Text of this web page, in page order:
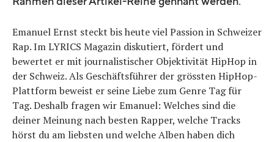
Emanuel Ernst steckt bis heute viel Passion in Schweizer
Rap. Im LYRICS Magazin diskutiert, fördert und
bewertet er mit journalistischer Objektivität HipHop in
der Schweiz. Als Geschäftsführer der grössten HipHop-
Plattform beweist er seine Liebe zum Genre Tag für
Tag. Deshalb fragen wir Emanuel: Welches sind die
deiner Meinung nach besten Rapper, welche Tracks
hörst du am liebsten und welche Alben haben dich